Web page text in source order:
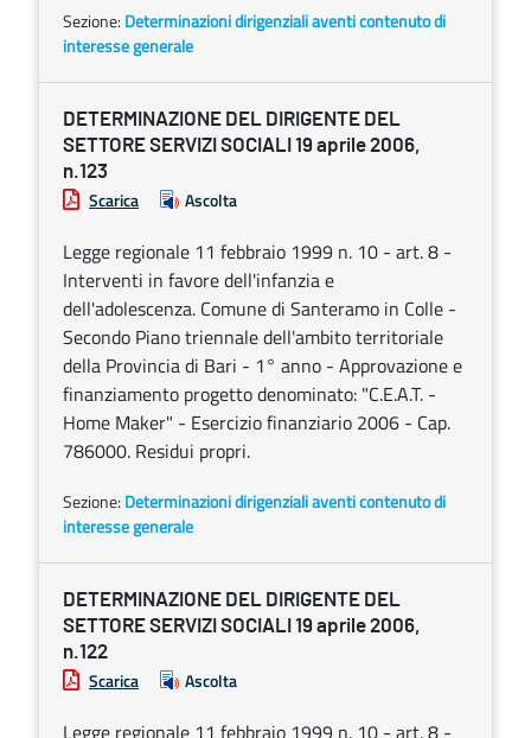
Sezione: Determinazioni dirigenziali aventi contenuto di
interesse generale
DETERMINAZIONE DEL DIRIGENTE DEL
SETTORE SERVIZI SOCIALI 19 aprile 2006,
n.123
Scarica Ascolta
Legge regionale 11 febbraio 1999 n. 10 - art. 8 -
Interventi in favore dell'infanzia e
dell'adolescenza. Comune di Santeramo in Colle -
Secondo Piano triennale dell'ambito territoriale
della Provincia di Bari - 1° anno - Approvazione e
finanziamento progetto denominato: "C.E.A.T. -
Home Maker" - Esercizio finanziario 2006 - Cap.
786000. Residui propri.
Sezione: Determinazioni dirigenziali aventi contenuto di
interesse generale
DETERMINAZIONE DEL DIRIGENTE DEL
SETTORE SERVIZI SOCIALI 19 aprile 2006,
n.122
Scarica Ascolta
Legge regionale 11 febbraio 1999 n. 10 - art. 8 -